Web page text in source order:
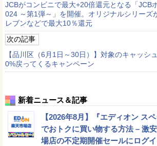
JCBがコンビニで最大+20倍還元となる「JCB
024 ～第1弾～」を開催。オリジナルシリーズ
レブンなどで最大10％還元
次の記事
【品川区（6月1日～30日）】対象のキャッシ
0%戻ってくるキャンペーン
新着ニュース＆記事
【2026年8月】『エディオン ス
でおトクに買い物する方法 – 激
場店の不定期開催セールにログ